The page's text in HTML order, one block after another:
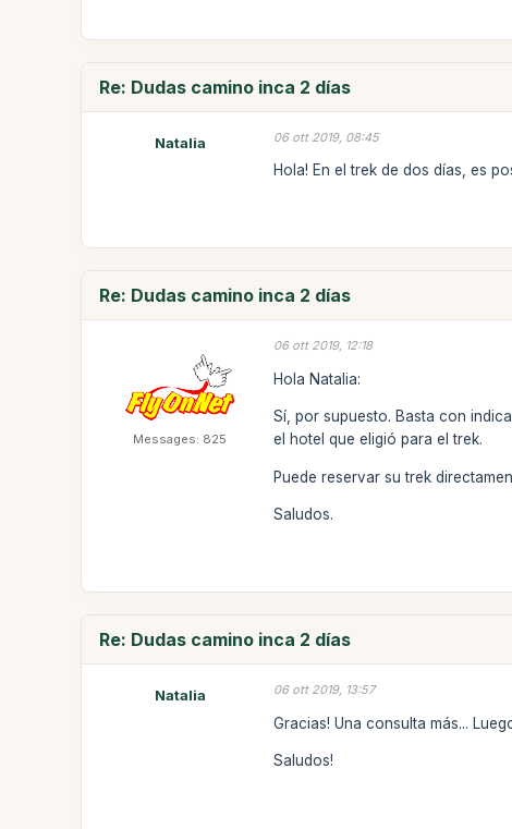
Re: Dudas camino inca 2 días
Natalia 06 ott 2019, 08:45
Hola! En el trek de dos días, es
Re: Dudas camino inca 2 días
Messages: 825
06 ott 2019, 12:18
Hola Natalia:
Sí, por supuesto. Basta con
el hotel que eligió para el trek.
Puede reservar su trek
Saludos.
Re: Dudas camino inca 2 días
Natalia 06 ott 2019, 13:57
Gracias! Una consulta más...
Saludos!